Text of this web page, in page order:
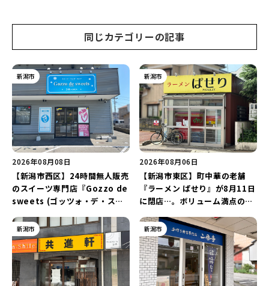
同じカテゴリーの記事
新潟市
2026年08月08日
【新潟市西区】24時間無人販売
のスイーツ専門店『Gozzo de
sweets (ゴッツォ・デ・スイ
店…。一部商品は姉妹店で販売
継続！
新潟市
2026年08月06日
【新潟市東区】町中華の老舗
『ラーメン ぱせり』が8月11日
に閉店…。ボリューム満点の名
新潟市 新潟市